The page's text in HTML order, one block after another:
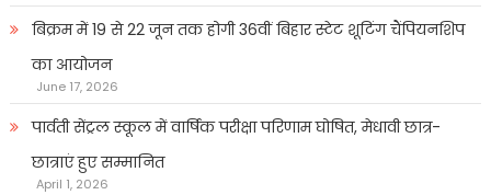
बिक्रम में 19 से 22 जून तक होगी 36वीं बिहार स्टेट शूटिंग चैंपियनशिप
का आयोजन
June 17, 2026
पार्वती सेंट्रल स्कूल में वार्षिक परीक्षा परिणाम घोषित, मेधावी छात्र-
छात्राएं हुए सम्मानित
April 1, 2026